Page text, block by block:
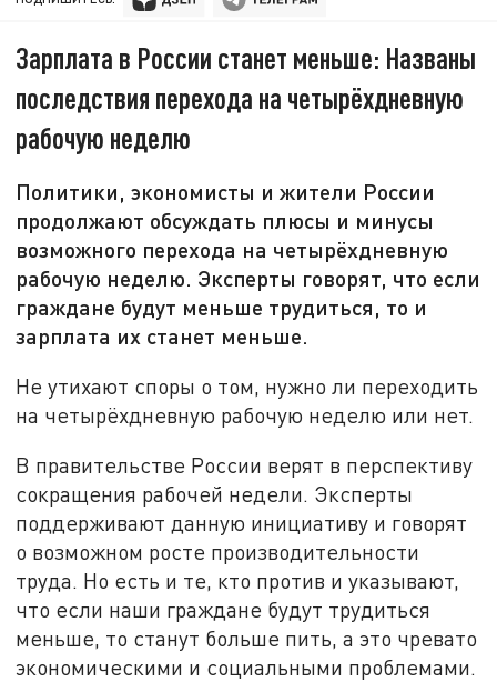
Зарплата в России станет меньше: Названы
последствия перехода на четырёхдневную
рабочую неделю
Политики, экономисты и жители России
продолжают обсуждать плюсы и минусы
возможного перехода на четырёхдневную
рабочую неделю. Эксперты говорят, что если
граждане будут меньше трудиться, то и
зарплата их станет меньше.
Не утихают споры о том, нужно ли переходить
на четырёхдневную рабочую неделю или нет.
В правительстве России верят в перспективу
сокращения рабочей недели. Эксперты
поддерживают данную инициативу и говорят
о возможном росте производительности
труда. Но есть и те, кто против и указывают,
что если наши граждане будут трудиться
меньше, то станут больше пить, а это чревато
экономическими и социальными проблемами.